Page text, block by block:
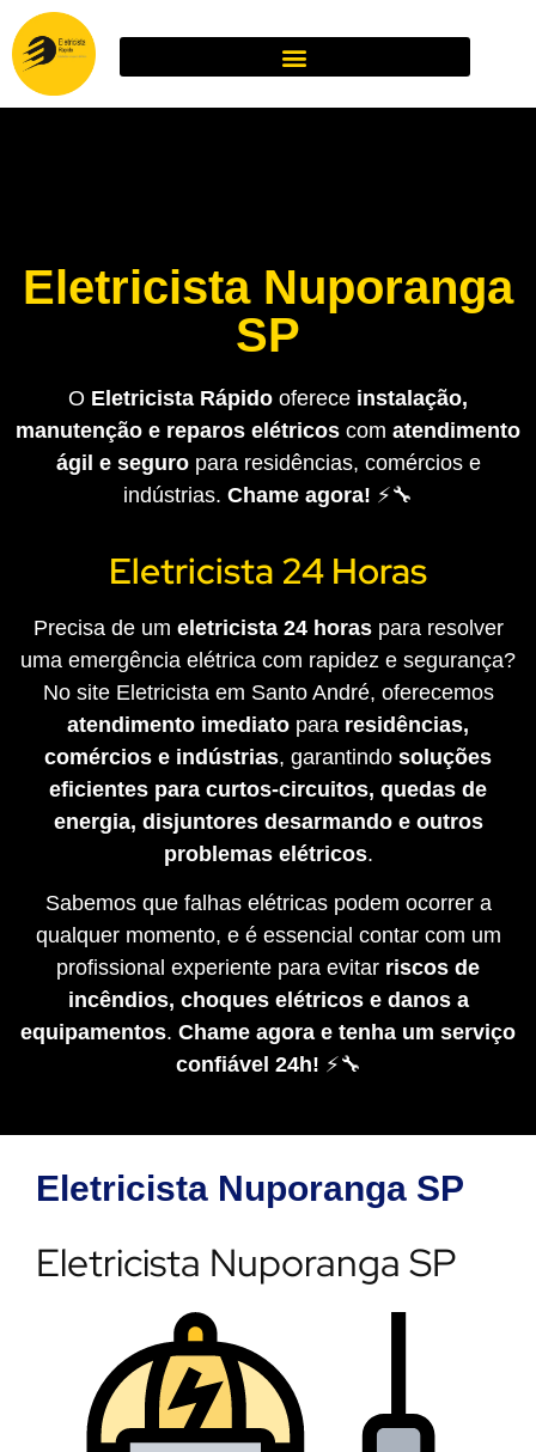
Eletricista Nuporanga
SP
O Eletricista Rápido oferece instalação,
manutenção e reparos elétricos com atendimento
ágil e seguropara residências, comércios e
indústrias. Chame agora! ⚡🔧
Eletricista 24 Horas
Precisa de um eletricista 24 horaspara resolver
uma emergência elétrica com rapidez e segurança?
No site Eletricista em Santo André, oferecemos
atendimento imediato para residências,
comércios e indústrias, garantindo soluções
eficientes para curtos-circuitos, quedas de
energia, disjuntores desarmando e outros
problemas elétricos.
Sabemos que falhas elétricas podem ocorrer a
qualquer momento, e é essencial contar com um
profissional experiente para evitar riscos de
incêndios, choques elétricos e danos a
equipamentos. Chame agora e tenha um serviço
confiável 24h! ⚡🔧
Eletricista Nuporanga SP
Eletricista Nuporanga SP